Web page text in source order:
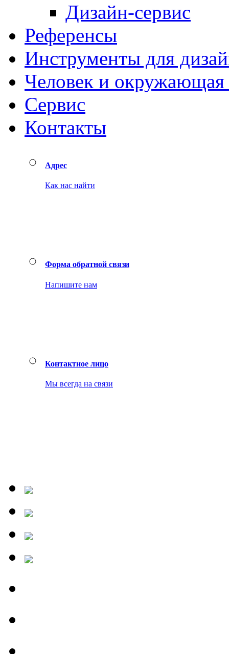
Дизайн-сервис
Референсы
Инструменты для
Человек и окружающая
Сервис
Контакты
Адрес
Как нас найти
Форма обратной связи
Напишите нам
Контактное лицо
Мы всегда на связи